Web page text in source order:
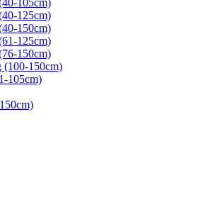
125cm)
150cm)
125cm)
150cm)
(100-150cm)
105cm)